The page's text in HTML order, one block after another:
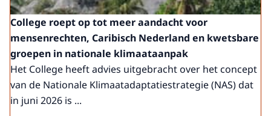
College roept op tot meer aandacht voor
mensenrechten, Caribisch Nederland en kwetsbare
groepen in nationale klimaataanpak
Het College heeft advies uitgebracht over het concept
van de Nationale Klimaatadaptatiestrategie (NAS) dat
in juni 2026 is ...